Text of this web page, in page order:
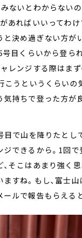
ないとわからない
あればいいってわ
と決め過ぎない方が
号目くらいから登ら
レンジする際はま
こうというくらいの
持ちで登った方が
目で山を降りたとし
できるから。1回で
そこはあまり強く
すね。もし、富士
ルで報告もらえる